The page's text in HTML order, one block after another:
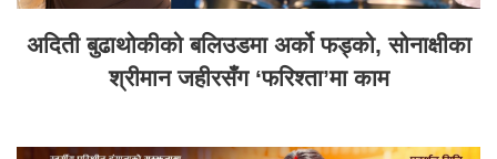
अदिती बुढाथोकीको बलिउडमा अर्को फड्को, सोनाक्षीका
श्रीमान जहीरसँग ‘फरिश्ता’मा काम